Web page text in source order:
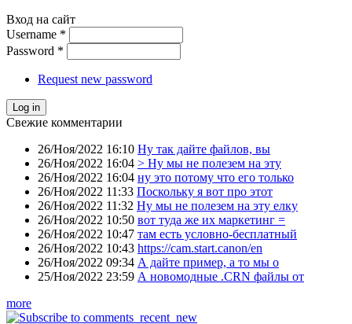
Вход на сайт
Username *
Password *
Request new password
Свежие комментарии
26/Ноя/2022 16:10 Ну так дайте файлов, вы
26/Ноя/2022 16:04 > Ну мы не полезем на эту
26/Ноя/2022 16:04 ну это потому что его только
26/Ноя/2022 11:33 Поскольку я вот про этот
26/Ноя/2022 11:32 Ну мы не полезем на эту елку
26/Ноя/2022 10:50 вот туда же их маркетинг =
26/Ноя/2022 10:47 там есть условно-бесплатный
26/Ноя/2022 10:43 https://cam.start.canon/en
26/Ноя/2022 09:34 А дайте пример, а то мы о
25/Ноя/2022 23:59 А новомодные .CRN файлы от
more